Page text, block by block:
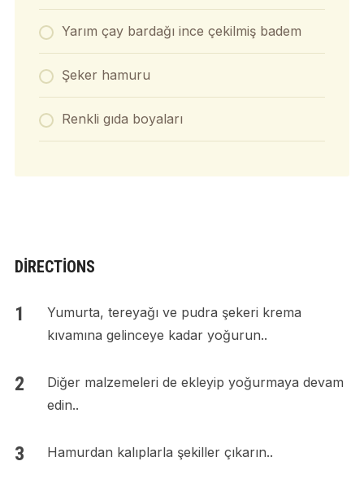
Yarım çay bardağı ince çekilmiş badem
Şeker hamuru
Renkli gıda boyaları
DIRECTIONS
Yumurta, tereyağı ve pudra şekeri krema
kıvamına gelinceye kadar yoğurun..
Diğer malzemeleri de ekleyip yoğurmaya devam
edin..
Hamurdan kalıplarla şekiller çıkarın..